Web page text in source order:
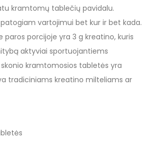
kramtomų tablečių pavidalu.
vartojimui bet kur ir bet kada.
paros porcijoje yra 3 g kreatino, kuris
aktyviai sportuojantiems
kramtomosios tabletės yra
tradiciniams kreatino milteliams ar